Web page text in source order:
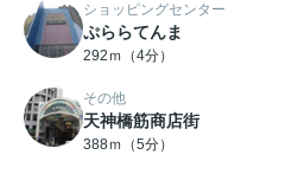
ショッピングセンター
ぷららてんま
292ｍ（4分）
その他
天神橋筋商店街
388ｍ（5分）